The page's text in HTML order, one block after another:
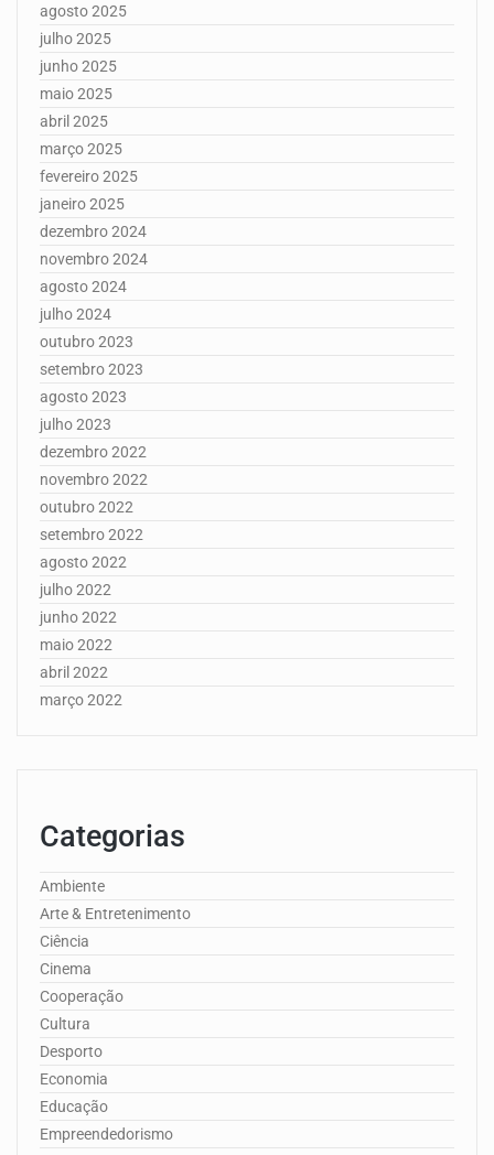
agosto 2025
julho 2025
junho 2025
maio 2025
abril 2025
março 2025
fevereiro 2025
janeiro 2025
dezembro 2024
novembro 2024
agosto 2024
julho 2024
outubro 2023
setembro 2023
agosto 2023
julho 2023
dezembro 2022
novembro 2022
outubro 2022
setembro 2022
agosto 2022
julho 2022
junho 2022
maio 2022
abril 2022
março 2022
Categorias
Ambiente
Arte & Entretenimento
Ciência
Cinema
Cooperação
Cultura
Desporto
Economia
Educação
Empreendedorismo